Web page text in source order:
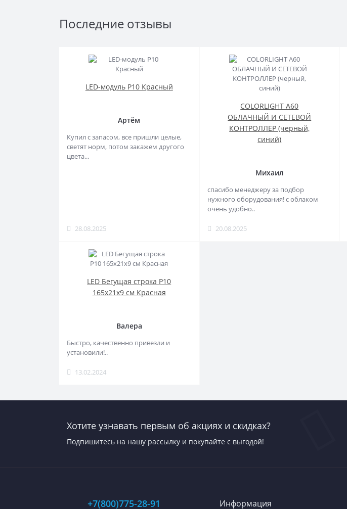
Последние отзывы
LED-модуль P10 Красный
Артём
Купил с запасом, все пришли целые,
светят норм, потом закажем другого
цвета...
28.08.2025
COLORLIGHT A60
ОБЛАЧНЫЙ И СЕТЕВОЙ
КОНТРОЛЛЕР (черный,
синий)
Михаил
спасибо менеджеру за подбор
нужного оборудования! с облаком
очень удобно..
20.08.2025
LED Бегущая строка Р10
165x21x9 см Красная
Валера
Быстро, качественно привезли и
установили!..
13.02.2024
Хотите узнавать первым об акциях и скидках?
Подпишитесь на нашу рассылку и покупайте с выгодой!
+7(800)775-28-91 Информация